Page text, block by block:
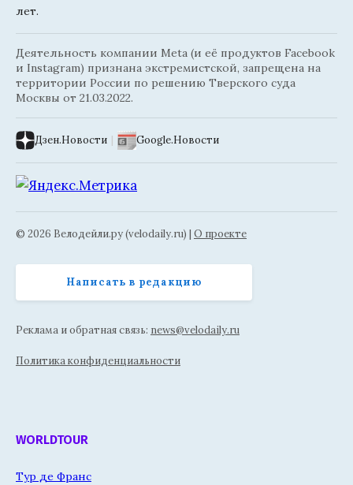
лет.
Деятельность компании Meta (и её продуктов Facebook
и Instagram) признана экстремистской, запрещена на
территории России по решению Тверского суда
Москвы от 21.03.2022.
Дзен.Новости | Google.Новости
© 2026 Велодейли.ру (velodaily.ru) | О проекте
Написать в редакцию
Реклама и обратная связь: news@velodaily.ru
Политика конфиденциальности
WORLDTOUR
Тур де Франс